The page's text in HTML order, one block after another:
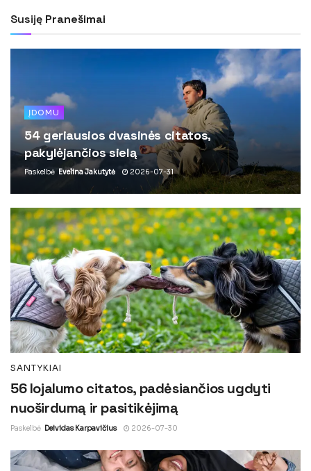
Susiję Pranešimai
ĮDOMU
54 geriausios dvasinės citatos,
pakylėjančios sielą
Paskelbė Evelina Jakutytė 2026-07-31
SANTYKIAI
56 lojalumo citatos, padėsiančios ugdyti
nuoširdumą ir pasitikėjimą
Paskelbė Deividas Karpavičius 2026-07-30